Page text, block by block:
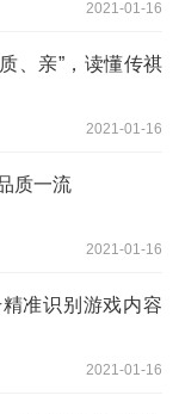
2021-01-16
、亲”，读懂传祺
2021-01-16
质一流
2021-01-16
准识别游戏内容
2021-01-16